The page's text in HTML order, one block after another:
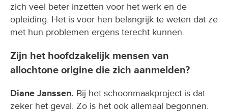
zich veel beter inzetten voor het werk en de
opleiding. Het is voor hen belangrijk te weten dat ze
met hun problemen ergens terecht kunnen.
Zijn het hoofdzakelijk mensen van
allochtone origine die zich aanmelden?
Diane Janssen. Bij het schoonmaakproject is dat
zeker het geval. Zo is het ook allemaal begonnen.